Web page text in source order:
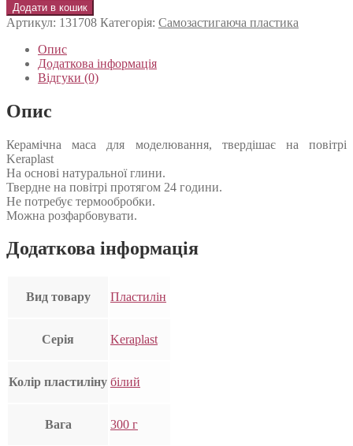
Додати в кошик
Артикул: 131708 Категорія: Самозастигаюча пластика
Опис
Додаткова інформація
Відгуки (0)
Опис
Керамічна маса для моделювання, твердішає на повітрі
Keraplast
На основі натуральної глини.
Твердне на повітрі протягом 24 години.
Не потребує термообробки.
Можна розфарбовувати.
Додаткова інформація
Вид товару Пластилін
Серія Keraplast
Колір пластиліну білий
Вага 300 г